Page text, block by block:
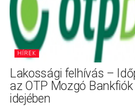
HÍREK
Lakossági felhívás –
az OTP Mozgó
idejében